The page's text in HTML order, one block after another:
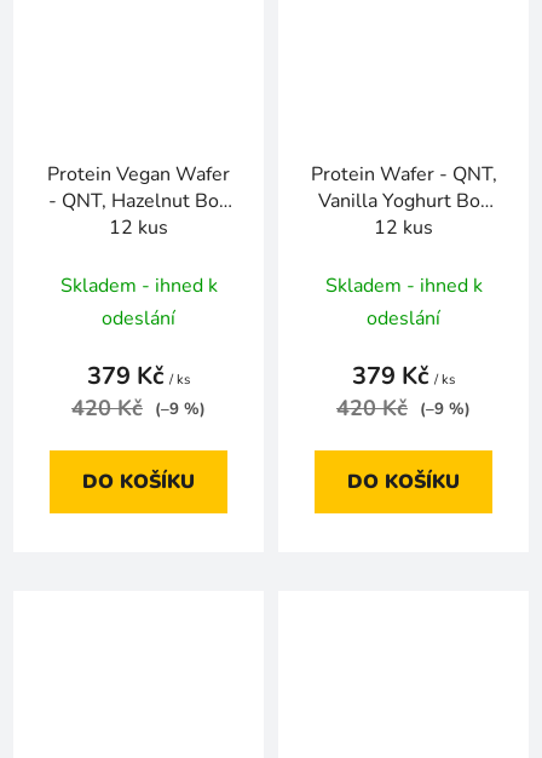
Protein Vegan Wafer
- QNT, Hazelnut Box
12 kus
Skladem - ihned k
odeslání
379 Kč / ks
420 Kč (–9 %)
DO KOŠÍKU
Protein Wafer - QNT,
Vanilla Yoghurt Box
12 kus
Skladem - ihned k
odeslání
379 Kč / ks
420 Kč (–9 %)
DO KOŠÍKU